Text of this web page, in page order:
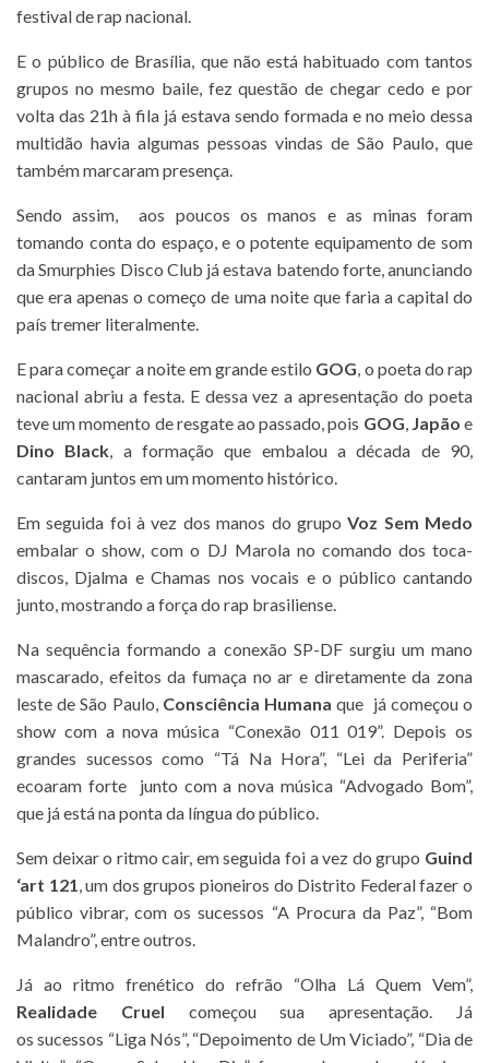
festival de rap nacional.
E o público de Brasília, que não está habituado com tantos
grupos no mesmo baile, fez questão de chegar cedo e por
volta das 21h à fila já estava sendo formada e no meio dessa
multidão havia algumas pessoas vindas de São Paulo, que
também marcaram presença.
Sendo assim, aos poucos os manos e as minas foram
tomando conta do espaço, e o potente equipamento de som
da Smurphies Disco Club já estava batendo forte, anunciando
que era apenas o começo de uma noite que faria a capital do
país tremer literalmente.
E para começar a noite em grande estilo GOG, o poeta do rap
nacional abriu a festa. E dessa vez a apresentação do poeta
teve um momento de resgate ao passado, pois GOG, Japão e
Dino Black, a formação que embalou a década de 90,
cantaram juntos em um momento histórico.
Em seguida foi à vez dos manos do grupoVoz Sem Medo
embalar o show, com o DJ Marola no comando dos toca-
discos, Djalma e Chamas nos vocais e o público cantando
junto, mostrando a força do rap brasiliense.
Na sequência formando a conexão SP-DF surgiu um mano
mascarado, efeitos da fumaça no ar e diretamente da zona
leste de São Paulo, Consciência Humanaque já começou o
show com a nova música “Conexão 011 019”. Depois os
grandes sucessos como “Tá Na Hora”, “Lei da Periferia”
ecoaram forte junto com a nova música “Advogado Bom”,
que já está na ponta da língua do público.
Sem deixar o ritmo cair, em seguida foi a vez do grupo Guind
‘art 121, um dos grupos pioneiros do Distrito Federal fazer o
público vibrar, com os sucessos “A Procura da Paz”, “Bom
Malandro”, entre outros.
Já ao ritmo frenético do refrão “Olha Lá Quem Vem”,
Realidade Cruel começou sua apresentação. Já
os sucessos “Liga Nós”, “Depoimento de Um Viciado”, “Dia de